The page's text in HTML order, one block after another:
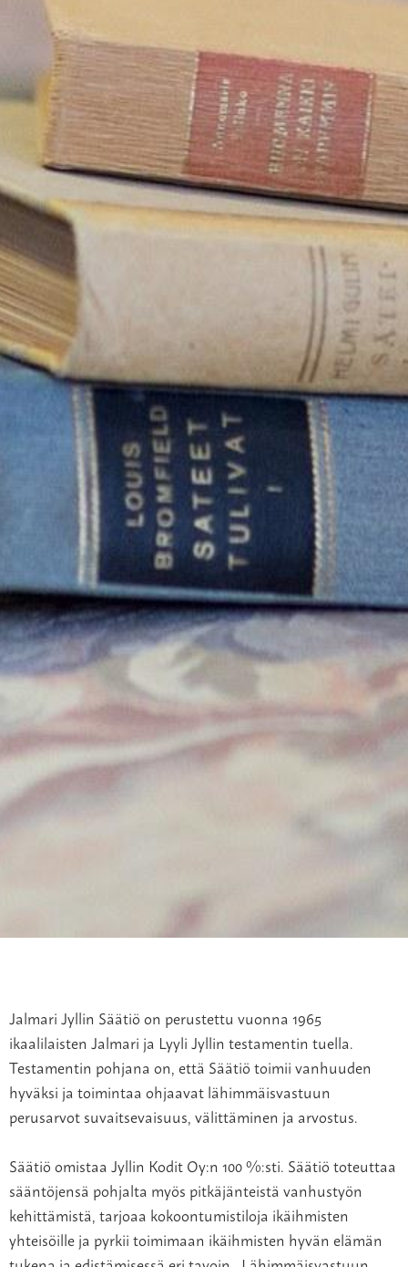
Jalmari Jyllin Säätiö on perustettu vuonna 1965
ikaalilaisten Jalmari ja Lyyli Jyllin testamentin tuella.
Testamentin pohjana on, että Säätiö toimii vanhuuden
hyväksi ja toimintaa ohjaavat lähimmäisvastuun
perusarvot suvaitsevaisuus, välittäminen ja arvostus.
Säätiö omistaa Jyllin Kodit Oy:n 100 %:sti. Säätiö toteuttaa
sääntöjensä pohjalta myös pitkäjänteistä vanhustyön
kehittämistä, tarjoaa kokoontumistiloja ikäihmisten
yhteisöille ja pyrkii toimimaan ikäihmisten hyvän elämän